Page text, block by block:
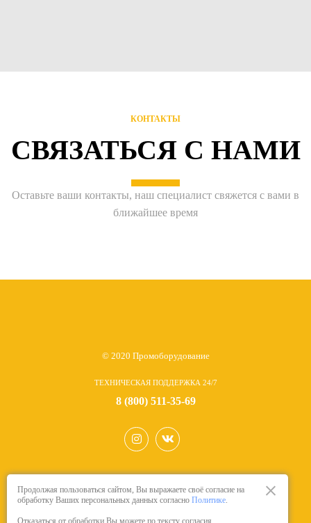
КОНТАКТЫ
СВЯЗАТЬСЯ С НАМИ
Оставьте ваши контакты, наш специалист свяжется с вами в
ближайшее время
© 2020 Промоборудование
ТЕХНИЧЕСКАЯ ПОДДЕРЖКА 24/7
8 (800) 511-35-69
Продолжая пользоваться сайтом, Вы выражаете своё согласие на
обработку Ваших персональных данных согласно Политике.
Отказаться от обработки Вы можете по тексту согласия.